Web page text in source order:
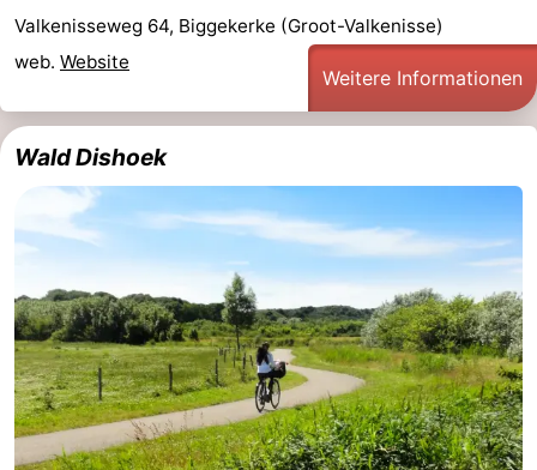
Valkenisseweg 64, Biggekerke (Groot-Valkenisse)
web. Website
Weitere Informationen
Wald Dishoek